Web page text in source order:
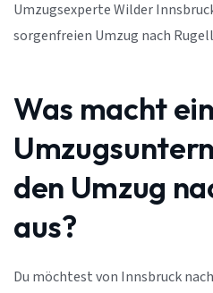
Umzugsexperte Wilder
sorgenfreien Umzug nach
Was macht
den Umzug
aus?
Du möchtest von Innsbruck